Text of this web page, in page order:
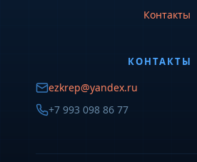
Контакты
КОНТАКТЫ
ezkrep@yandex.ru
+7 993 098 86 77